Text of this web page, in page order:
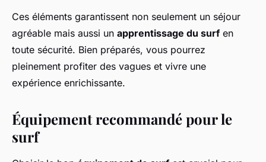
Ces éléments garantissent non seulement un séjour
agréable mais aussi un apprentissage du surfen
toute sécurité. Bien préparés, vous pourrez
pleinement profiter des vagues et vivre une
expérience enrichissante.
Équipement recommandé pour le
surf